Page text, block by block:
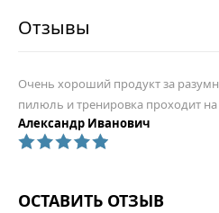
Очень хороший продукт за
пилюль и тренировка проходит
Александр Иванович
ОСТАВИТЬ ОТЗЫВ